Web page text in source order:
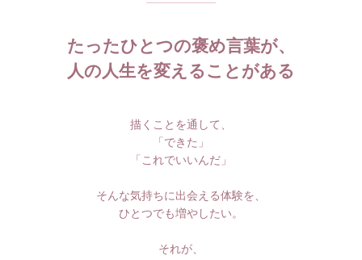
たったひとつの褒め言葉が、
人の人生を変えることがある
描くことを通して、
「できた」
「これでいいんだ」
そんな気持ちに出会える体験を、
ひとつでも増やしたい。
それが、